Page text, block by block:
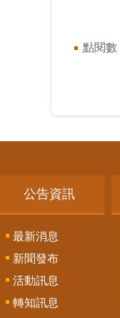
點閱數
公告資訊
最新消息
新聞發布
活動訊息
轉知訊息